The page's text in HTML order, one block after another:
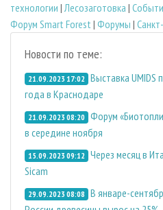
технологии |Лесозаготовка |
Форум Smart Forest | Форумы |
Новости по теме:
21.09.2023 17:02 Выставка UMIDS
года в Краснодаре
21.09.2023 08:20 Форум
в середине ноября
15.09.2023 09:12 Через месяц в
Sicam
29.09.2023 08:08 В январе-